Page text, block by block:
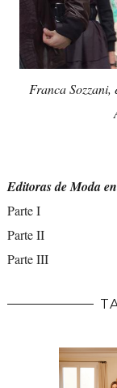
Franca
Editoras de Moda
Parte I
Parte II
Parte III